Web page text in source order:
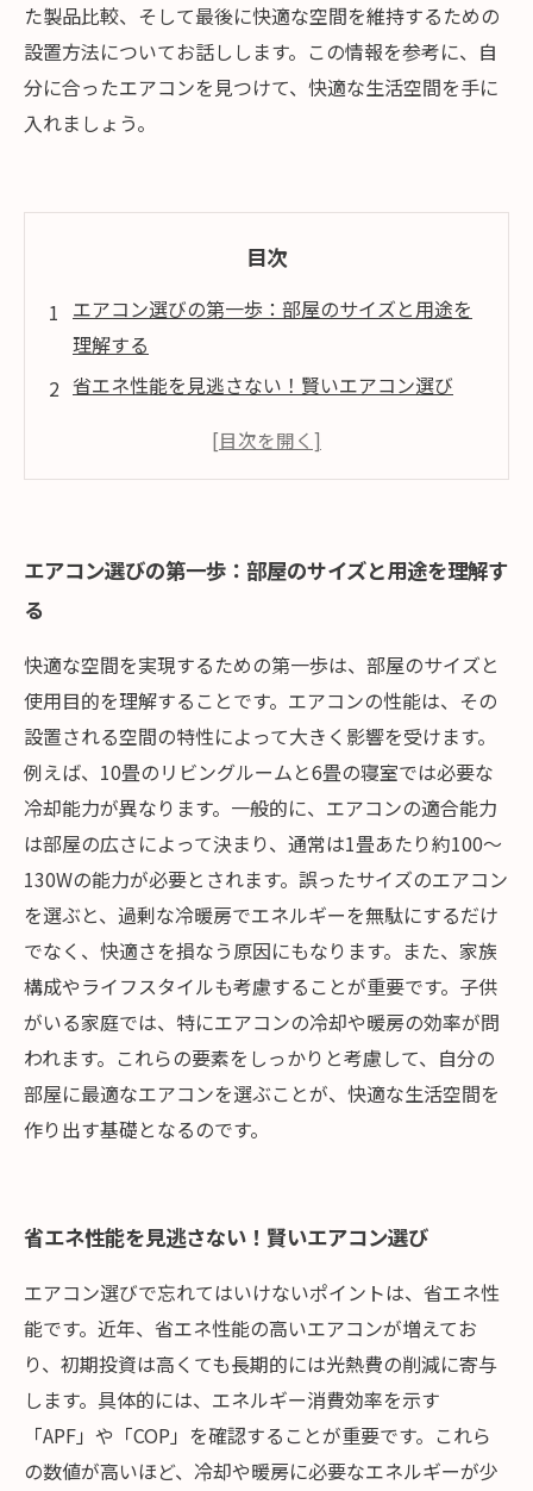
た製品比較、そして最後に快適な空間を維持するための
設置方法についてお話しします。この情報を参考に、自
分に合ったエアコンを見つけて、快適な生活空間を手に
入れましょう。
目次
エアコン選びの第一歩：部屋のサイズと用途を
理解する
省エネ性能を見逃さない！賢いエアコン選び
最新機能を使いこなそう！エアコンの多機能性
エアコン選びの第一歩：部屋のサイズと用途を理解す
る
快適な空間を実現するための第一歩は、部屋のサイズと
使用目的を理解することです。エアコンの性能は、その
設置される空間の特性によって大きく影響を受けます。
例えば、10畳のリビングルームと6畳の寝室では必要な
冷却能力が異なります。一般的に、エアコンの適合能力
は部屋の広さによって決まり、通常は1畳あたり約100～
130Wの能力が必要とされます。誤ったサイズのエアコン
を選ぶと、過剰な冷暖房でエネルギーを無駄にするだけ
でなく、快適さを損なう原因にもなります。また、家族
構成やライフスタイルも考慮することが重要です。子供
がいる家庭では、特にエアコンの冷却や暖房の効率が問
われます。これらの要素をしっかりと考慮して、自分の
部屋に最適なエアコンを選ぶことが、快適な生活空間を
作り出す基礎となるのです。
省エネ性能を見逃さない！賢いエアコン選び
エアコン選びで忘れてはいけないポイントは、省エネ性
能です。近年、省エネ性能の高いエアコンが増えてお
り、初期投資は高くても長期的には光熱費の削減に寄与
します。具体的には、エネルギー消費効率を示す
「APF」や「COP」を確認することが重要です。これら
の数値が高いほど、冷却や暖房に必要なエネルギーが少